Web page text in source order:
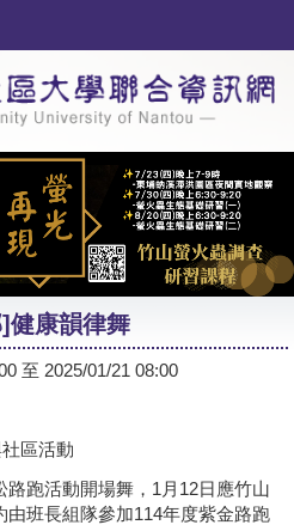
健康韻律舞
至 2025/01/21 08:00
區活動
路跑活動開場舞，1月12日應竹山
由班長組隊參加114年度紫金路跑